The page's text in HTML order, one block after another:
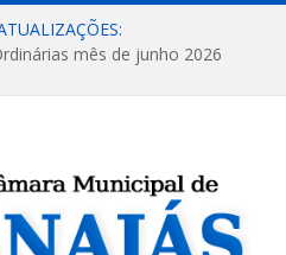
mês de junho 2026